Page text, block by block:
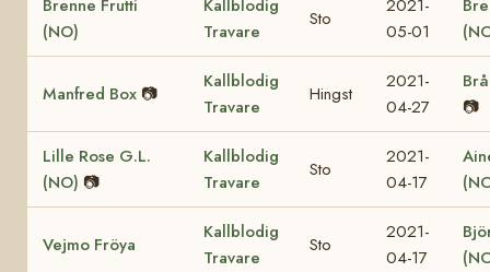
Brenne Frutti
(NO)
Kallblodig
Travare
Sto
2021-
05-01
Manfred Box 📷
Kallblodig
Travare
Hingst
2021-
04-27
📷
Lille Rose G.L.
(NO) 📷
Kallblodig
Travare
Sto
2021-
04-17
Vejmo Fröya
Kallblodig
Travare
Sto
2021-
04-17